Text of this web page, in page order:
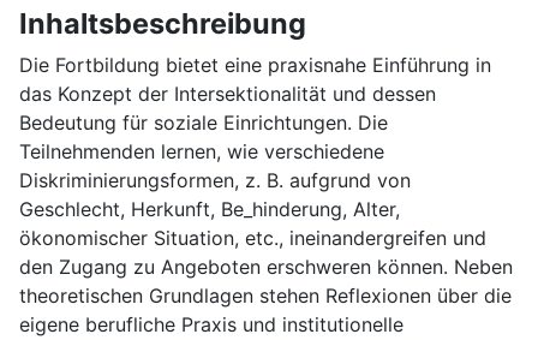
Inhaltsbeschreibung
Die Fortbildung bietet eine praxisnahe Einführung in
das Konzept der Intersektionalität und dessen
Bedeutung für soziale Einrichtungen. Die
Teilnehmenden lernen, wie verschiedene
Diskriminierungsformen, z. B. aufgrund von
Geschlecht, Herkunft, Be_hinderung, Alter,
ökonomischer Situation, etc., ineinandergreifen und
den Zugang zu Angeboten erschweren können. Neben
theoretischen Grundlagen stehen Reflexionen über die
eigene berufliche Praxis und institutionelle